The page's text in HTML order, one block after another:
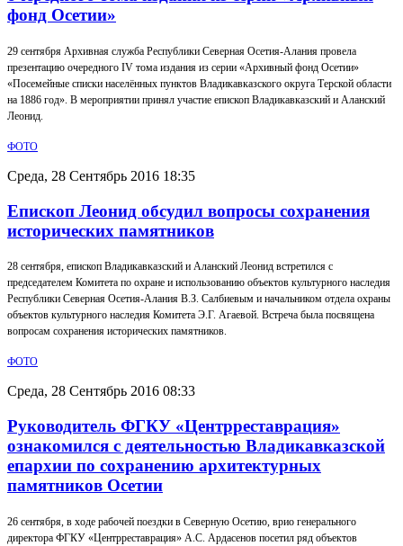
фонд Осетии»
29 сентября Архивная служба Республики Северная Осетия-Алания провела
презентацию очередного IV тома издания из серии «Архивный фонд Осетии»
«Посемейные списки населённых пунктов Владикавказского округа Терской области
на 1886 год». В мероприятии принял участие епископ Владикавказский и Аланский
Леонид.
ФОТО
Среда, 28 Сентябрь 2016 18:35
Епископ Леонид обсудил вопросы сохранения
исторических памятников
28 сентября, епископ Владикавказский и Аланский Леонид встретился с
председателем Комитета по охране и использованию объектов культурного наследия
Республики Северная Осетия-Алания В.З. Салбиевым и начальником отдела охраны
объектов культурного наследия Комитета Э.Г. Агаевой. Встреча была посвящена
вопросам сохранения исторических памятников.
ФОТО
Среда, 28 Сентябрь 2016 08:33
Руководитель ФГКУ «Центрреставрация»
ознакомился с деятельностью Владикавказской
епархии по сохранению архитектурных
памятников Осетии
26 сентября, в ходе рабочей поездки в Северную Осетию, врио генерального
директора ФГКУ «Центрреставрация» А.С. Ардасенов посетил ряд объектов